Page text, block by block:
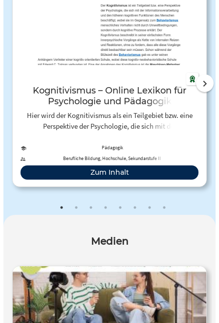
Kognitivismus – Online Lexikon für
Psychologie und Pädagogik
Hier wird der Kognitivismus als ein Teilgebiet bzw. eine
Perspektive der Psychologie, die sich mit der
Funktionen des Menschen beschäftigt, vorgestellt.
Pädagogik
Berufliche Bildung, Hochschule, Sekundarstufe II
Zum Inhalt
Medien